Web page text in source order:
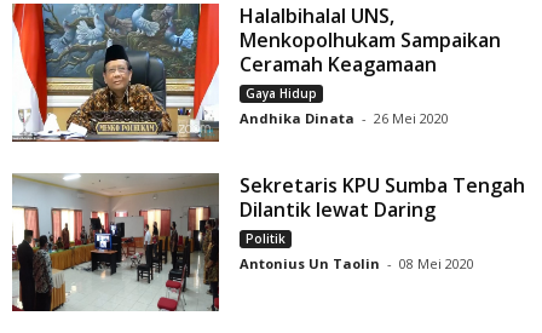
Halalbihalal UNS,
Menkopolhukam Sampaikan
Ceramah Keagamaan
Gaya Hidup
Andhika Dinata - 26 Mei 2020
Sekretaris KPU Sumba Tengah
Dilantik lewat Daring
Politik
Antonius Un Taolin - 08 Mei 2020